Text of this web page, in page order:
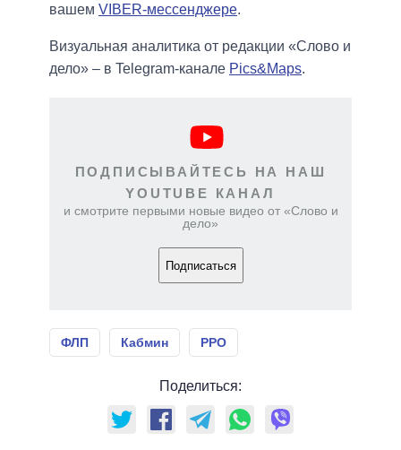
вашем VIBER-мессенджере.
Визуальная аналитика от редакции «Слово и
дело» – в Telegram-канале Pics&Maps.
ПОДПИСЫВАЙТЕСЬ НА НАШ
YOUTUBE КАНАЛ
и смотрите первыми новые видео от «Слово и
дело»
Подписаться
ФЛП Кабмин РРО
Поделиться: